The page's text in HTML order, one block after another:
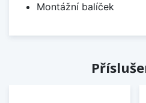
Montážní balíček